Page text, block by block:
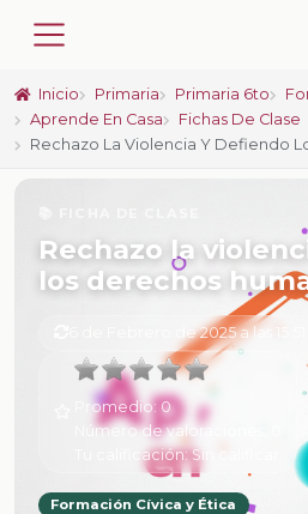
Inicio Primaria Primaria 6to
Aprende En Casa
Fichas De Clase
Rechazo La Violencia Y Defiendo
Rechazo la
los derechos
6 de Febrero de 2025 a las 15:51
Promedio: 0
Número de valoraciones:
Tu calificación:Sin calificar
Formación Cívica y Ética